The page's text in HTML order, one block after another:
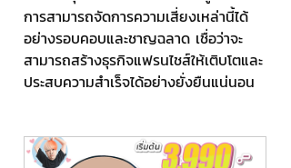
การสามารถจัดการความเสี่ยงเหล่านี้ได้
อย่างรอบคอบและชาญฉลาด เชื่อว่าจะ
สามารถสร้างธุรกิจแฟรนไชส์ให้เติบโตและ
ประสบความสำเร็จได้อย่างยั่งยืนแน่นอน